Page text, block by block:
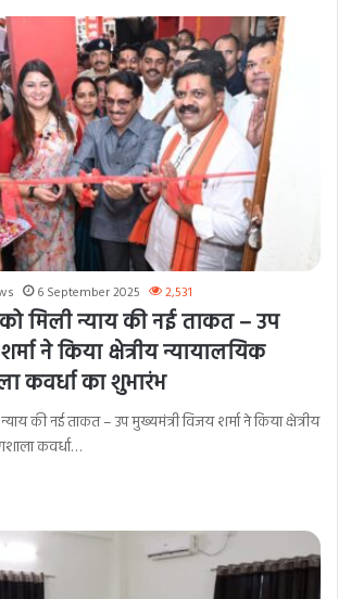
6 September 2025 2,531
मिली न्याय की नई ताकत – उप
ने किया क्षेत्रीय न्यायालयिक
कवर्धा का शुभारंभ
की नई ताकत – उप मुख्यमंत्री विजय शर्मा ने किया क्षेत्रीय
कवर्धा…